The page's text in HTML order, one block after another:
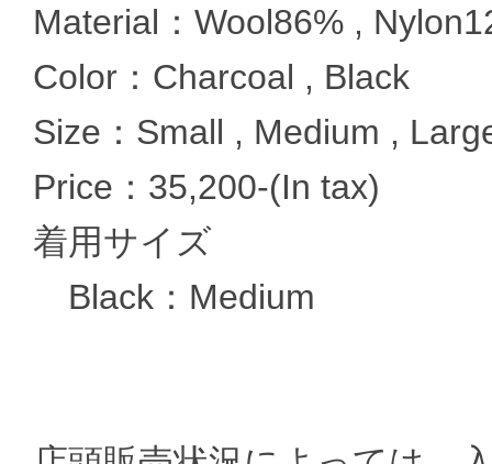
Material：Wool86% ,
Color：Charcoal , Black
Size：Small , Medium ,
Price：35,200-(In tax)
着用サイズ
Black：Medium